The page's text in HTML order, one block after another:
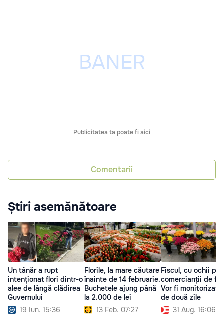
Publicitatea ta poate fi aici
Comentarii
Știri asemănătoare
Un tânăr a rupt
intenționat flori dintr-o
alee de lângă clădirea
Guvernului
19 Iun. 15:36
Florile, la mare căutare
înainte de 14 februarie.
Buchetele ajung până
la 2.000 de lei
13 Feb. 07:27
Fiscul, cu ochii pe
comercianții de
Vor fi monitorizați
de două zile
31 Aug. 16:06